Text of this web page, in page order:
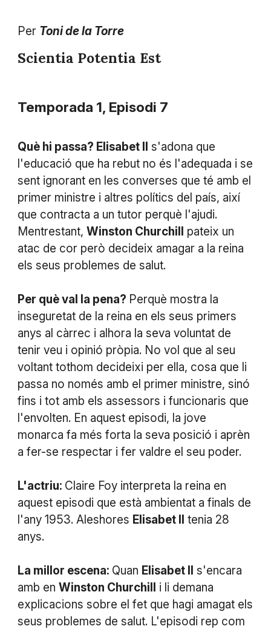
Per Toni de la Torre
Scientia Potentia Est
Temporada 1, Episodi 7
Què hi passa? Elisabet II
s'adona que
l'educació que ha rebut no és l'adequada i se
sent ignorant en les converses que té amb el
primer ministre i altres polítics del país, així
que contracta a un tutor perquè l'ajudi.
Mentrestant, Winston Churchill
pateix un
atac de cor però decideix amagar a la reina
els seus problemes de salut.
Per què val la pena? Perquè mostra la
inseguretat de la reina en els seus primers
anys al càrrec i alhora la seva voluntat de
tenir veu i opinió pròpia. No vol que al seu
voltant tothom decideixi per ella, cosa que li
passa no només amb el primer ministre, sinó
fins i tot amb els assessors i funcionaris que
l'envolten. En aquest episodi, la jove
monarca fa més forta la seva posició i aprèn
a fer-se respectar i fer valdre el seu poder.
L'actriu: Claire Foy interpreta la reina en
aquest episodi que està ambientat a finals de
l'any 1953. Aleshores Elisabet II
tenia 28
anys.
La millor escena: Quan Elisabet II
s'encara
amb en Winston Churchill
i li demana
explicacions sobre el fet que hagi amagat els
seus problemes de salut. L'episodi rep com